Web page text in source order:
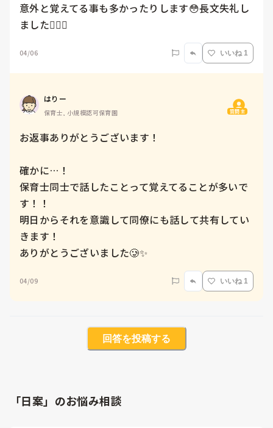
意外と覚えてる事も多かったりします😳長文失礼し
ました🙇🏻‍♀️
04/06 いいね 1
はりー
保育士, 小規模認可保育園 質問主
お返事ありがとうございます！
確かに…！
保育士同士で話したことって覚えてることが多いで
す！！
明日からそれを意識して同僚にも話して共有してい
きます！
ありがとうございました🥲✨
04/09 いいね 1
回答を投稿する
「日案」のお悩み相談